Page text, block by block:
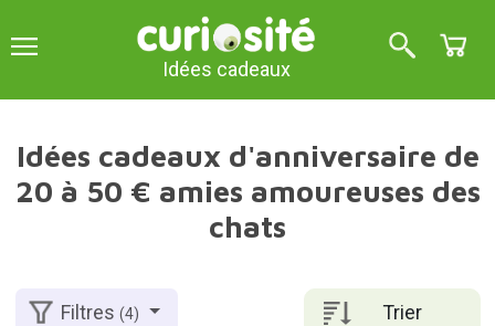
Idées cadeaux
Idées cadeaux d'anniversaire de
20 à 50 € amies amoureuses des
chats
Trier
Filtres(4)